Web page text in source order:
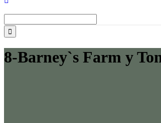
8-Barney`s Farm y